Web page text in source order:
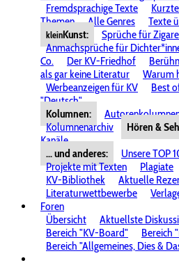
Fremdsprachige Texte
Themen
Alle Genres Texte
kleinKunst:
Sprüche für
Anmachsprüche für
Co.
Der KV-Friedhof
als gar keine Literatur
Warum
Werbeanzeigen für KV
Best
"Deutsch"
Kolumnen:
Kolumnenarchiv
Hören &
Kanäle
... und anderes:
Unsere TOP
Projekte mit Texten
Plagiate
KV-Bibliothek
Aktuelle
Literaturwettbewerbe
Foren
Übersicht
Aktuellste
Bereich "KV-Board"
Bereich
Bereich "Allgemeines, Dies &